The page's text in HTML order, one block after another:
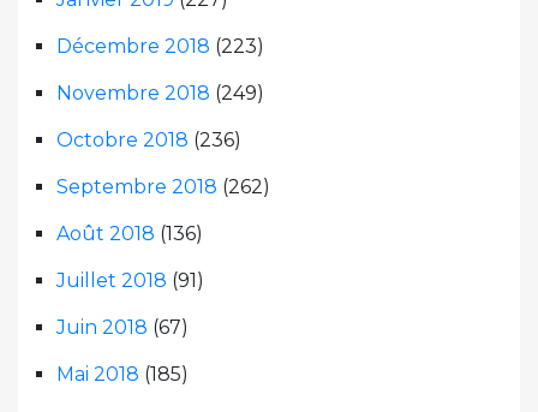
Décembre 2018 (223)
Novembre 2018 (249)
Octobre 2018 (236)
Septembre 2018 (262)
Août 2018 (136)
Juillet 2018 (91)
Juin 2018 (67)
Mai 2018 (185)